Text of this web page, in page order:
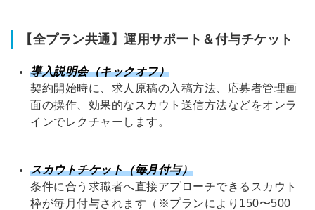
【全プラン共通】運用サポート＆付与チケット
導入説明会（キックオフ）
契約開始時に、求人原稿の入稿方法、応募者管理画
面の操作、効果的なスカウト送信方法などをオンラ
インでレクチャーします 。
スカウトチケット（毎月付与）
条件に合う求職者へ直接アプローチできるスカウト
枠が毎月付与されます（※プランにより150〜500